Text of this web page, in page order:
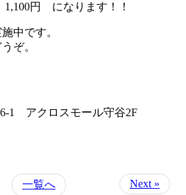
円 になります！！
中です。
ぞ。
1 アクロスモール守谷2F
一覧へ Next »